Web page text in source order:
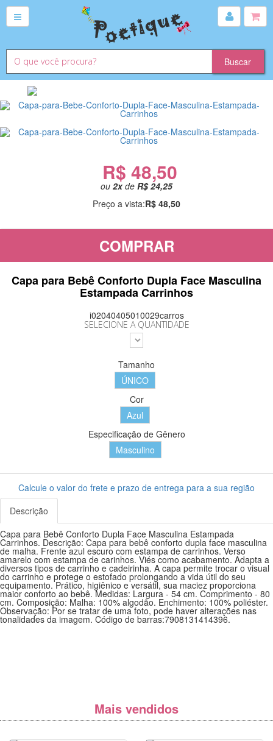
R$ 48,50
ou 2xde R$ 24,25
Preço a vista:R$ 48,50
COMPRAR
Capa para Bebê Conforto Dupla Face Masculina
Estampada Carrinhos
i02040405010029carros
SELECIONE A QUANTIDADE
Tamanho
ÚNICO
Cor
Azul
Especificação de Gênero
Masculino
Calcule o valor do frete e prazo de entrega para a sua região
Descrição
Capa para Bebê Conforto Dupla Face Masculina Estampada
Carrinhos. Descrição: Capa para bebê conforto dupla face masculina
de malha. Frente azul escuro com estampa de carrinhos. Verso
amarelo com estampa de carinhos. Viés como acabamento. Adapta a
diversos tipos de carrinho e cadeirinha. A capa permite trocar o visual
do carrinho e protege o estofado prolongando a vida útil do seu
equipamento. Prático, higiênico e versátil, sua maciez proporciona
maior conforto ao bebê. Medidas: Largura - 54 cm. Comprimento - 80
cm. Composição: Malha: 100% algodão. Enchimento: 100% poliéster.
Observação: Por se tratar de uma foto, pode haver alterações nas
tonalidades da imagem. Código de barras:7908131414396.
Mais vendidos